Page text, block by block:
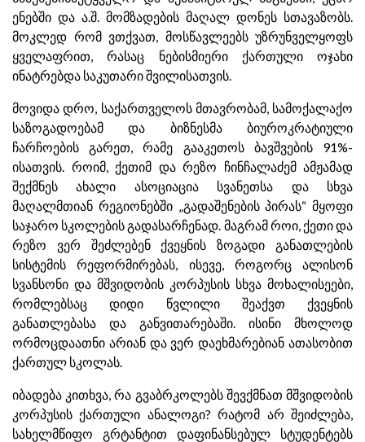
ენებში და ა.შ. მომზადების მაღალ დონეს სთავაზობს.
მოკლედ რომ ვთქვათ, მოსწავლეებს უზრუნველყოფს
ყველაფრით, რასაც ნებისმიერი ქართული ოჯახი
ინატრებდა საკუთარი შვილისათვის.
მოვიდა დრო, საქართველოს მთავრობამ, სამოქალაქო
საზოგადოებამ და ბიზნესმა ბიუროკრატიული
ჩარჩოების გარეთ, რამე გააკეთოს ბავშვების 91%-
ისათვის. როიმ, ქეთიმ და რეზო ჩინჩალაძემ ამჟამად
შექმნეს ახალი ასოციაცია სვანეთსა და სხვა
მაღალმთიან რეგიონებში „გადაშენების პირას“ მყოფი
საჯარო სკოლების გადასარჩენად. მაგრამ როი, ქეთი და
რეზო ვერ შეძლებენ ქვეყნის ზოგადი განათლების
სისტემის რეფორმირებას, ისევე, როგორც ალისონ
სვანსონი და მშვიდობის კორპუსის სხვა მოხალისეები,
რომლებსაც დიდი წვლილი შეაქვთ ქვეყნის
განათლებასა და განვითარებაში. ისინი მხოლოდ
ორმოცდაათნი არიან და ვერ დაეხმარებიან ათასობით
ქართულ სკოლას.
იბადება კითხვა, რა გვაბრკოლებს შევქმნათ მშვიდობის
კორპუსის ქართული ანალოგი? რატომ არ შეიძლება,
სახელმწიფო გრტანტით დაფინანსებულ სტუდენტებს